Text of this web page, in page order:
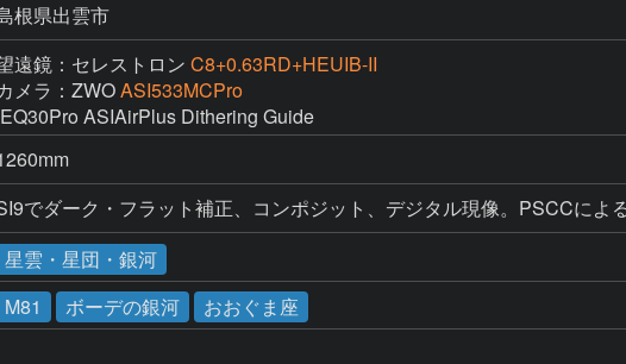
根県出雲市
遠鏡：セレストロン C8+0.63RD+HEUIB-II
メラ：ZWOASI533MCPro
ASIAirPlus Dithering Guide
でダーク・フラット補正、コンポジット、デジタル現像。PSCCによ
星雲・星団・銀河
M81 ボーデの銀河 おおぐま座